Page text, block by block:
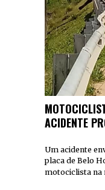
ACIDENTE
Um acidente
placa de Belo
motociclista na